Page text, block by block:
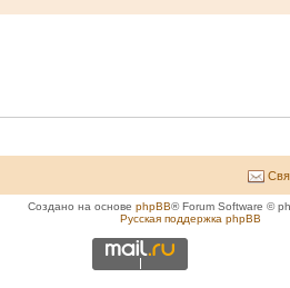
Создано на основе phpBB® Forum Software ©
Русская поддержка phpBB